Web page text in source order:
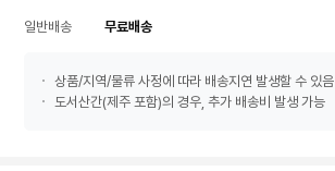
일반배송 무료배송
상품/지역/물류 사정에 따라 배송지연 발생할 수 있음
도서산간(제주 포함)의 경우, 추가 배송비 발생 가능